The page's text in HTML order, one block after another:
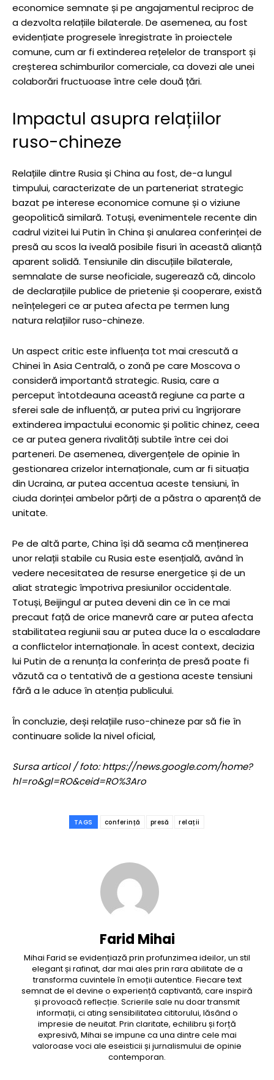
economice semnate și pe angajamentul reciproc de
a dezvolta relațiile bilaterale. De asemenea, au fost
evidențiate progresele înregistrate în proiectele
comune, cum ar fi extinderea rețelelor de transport și
creșterea schimburilor comerciale, ca dovezi ale unei
colaborări fructuoase între cele două țări.
Impactul asupra relațiilor
ruso-chineze
Relațiile dintre Rusia și China au fost, de-a lungul
timpului, caracterizate de un parteneriat strategic
bazat pe interese economice comune și o viziune
geopolitică similară. Totuși, evenimentele recente din
cadrul vizitei lui Putin în China și anularea conferinței de
presă au scos la iveală posibile fisuri în această alianță
aparent solidă. Tensiunile din discuțiile bilaterale,
semnalate de surse neoficiale, sugerează că, dincolo
de declarațiile publice de prietenie și cooperare, există
neînțelegeri ce ar putea afecta pe termen lung
natura relațiilor ruso-chineze.
Un aspect critic este influența tot mai crescută a
Chinei în Asia Centrală, o zonă pe care Moscova o
consideră importantă strategic. Rusia, care a
perceput întotdeauna această regiune ca parte a
sferei sale de influență, ar putea privi cu îngrijorare
extinderea impactului economic și politic chinez, ceea
ce ar putea genera rivalități subtile între cei doi
parteneri. De asemenea, divergențele de opinie în
gestionarea crizelor internaționale, cum ar fi situația
din Ucraina, ar putea accentua aceste tensiuni, în
ciuda dorinței ambelor părți de a păstra o aparență de
unitate.
Pe de altă parte, China își dă seama că menținerea
unor relații stabile cu Rusia este esențială, având în
vedere necesitatea de resurse energetice și de un
aliat strategic împotriva presiunilor occidentale.
Totuși, Beijingul ar putea deveni din ce în ce mai
precaut față de orice manevră care ar putea afecta
stabilitatea regiunii sau ar putea duce la o escaladare
a conflictelor internaționale. În acest context, decizia
lui Putin de a renunța la conferința de presă poate fi
văzută ca o tentativă de a gestiona aceste tensiuni
fără a le aduce în atenția publicului.
În concluzie, deși relațiile ruso-chineze par să fie în
continuare solide la nivel oficial,
Sursa articol / foto: https://news.google.com/home?
hl=ro&gl=RO&ceid=RO%3Aro
TAGS conferință presă relații
Farid Mihai
Mihai Farid se evidențiază prin profunzimea ideilor, un stil
elegant și rafinat, dar mai ales prin rara abilitate de a
transforma cuvintele în emoții autentice. Fiecare text
semnat de el devine o experiență captivantă, care inspiră
și provoacă reflecție. Scrierile sale nu doar transmit
informații, ci ating sensibilitatea cititorului, lăsând o
impresie de neuitat. Prin claritate, echilibru și forță
expresivă, Mihai se impune ca una dintre cele mai
valoroase voci ale eseisticii și jurnalismului de opinie
contemporan.